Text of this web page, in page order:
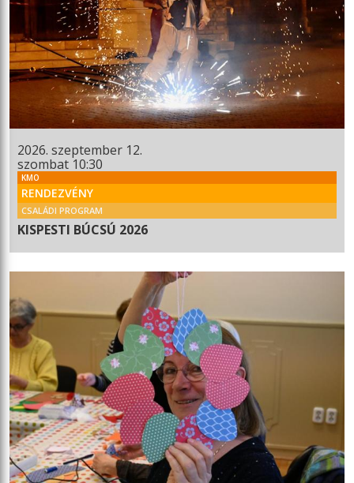
2026. szeptember 12.
szombat 10:30
KMO
RENDEZVÉNY
CSALÁDI PROGRAM
KISPESTI BÚCSÚ 2026